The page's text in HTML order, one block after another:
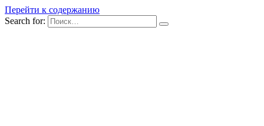
Перейти к содержанию
Search for: